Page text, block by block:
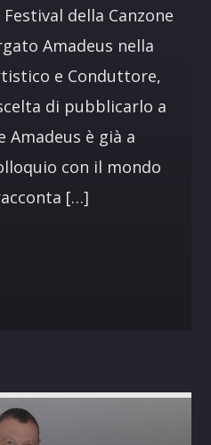
della Canzone
Amadeus nella
e Conduttore,
di pubblicarlo a
Amadeus è già a
con il mondo
[…]